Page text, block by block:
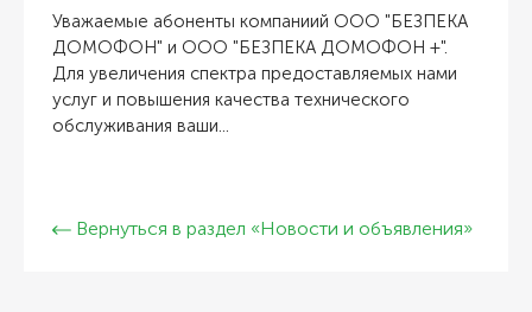
Уважаемые абоненты компаниий ООО "БЕЗПЕКА
ДОМОФОН" и ООО "БЕЗПЕКА ДОМОФОН +".
Для увеличения спектра предоставляемых нами
услуг и повышения качества технического
обслуживания ваши...
Вернуться в раздел «Новости и объявления»